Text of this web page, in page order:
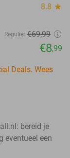
8.8 star
Regulier €69,99
€8,99
Deals. Wees
bereid je
eventueel een